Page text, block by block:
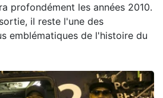
profondément les années 2010.
il reste l'une des
emblématiques de l'histoire du